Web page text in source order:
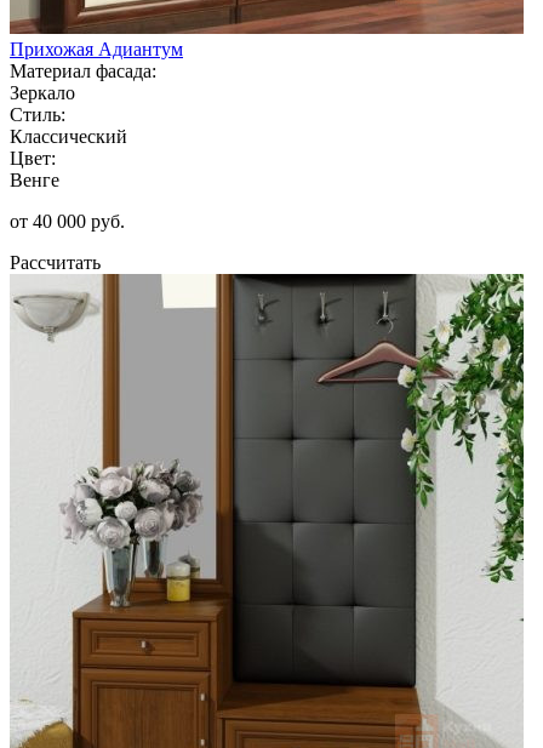
Прихожая Адиантум
Материал фасада:
Зеркало
Стиль:
Классический
Цвет:
Венге
от 40 000 руб.
Рассчитать